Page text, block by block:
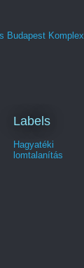
Budapest Komplex
Labels
Hagyatéki
lomtalanítás